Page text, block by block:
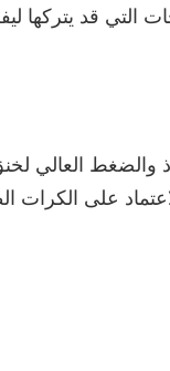
التي قد يتركها
والضغط العالي
على الكرات